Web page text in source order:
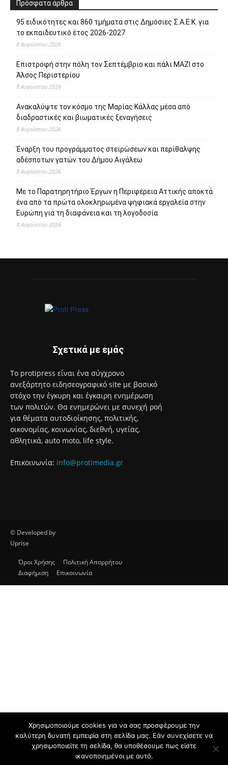
Πρόσφατα άρθρα
95 ειδικότητες και 860 τμήματα στις Δημόσιες Σ.Α.Ε.Κ. για
το εκπαιδευτικό έτος 2026-2027
8 Αυγούστου 2026
Επιστροφή στην πόλη τον Σεπτέμβριο και πάλι ΜΑΖΙ στο
Άλσος Περιστερίου
8 Αυγούστου 2026
Ανακαλύψτε τον κόσμο της Μαρίας Κάλλας μέσα από
διαδραστικές και βιωματικές ξεναγήσεις
8 Αυγούστου 2026
Έναρξη του προγράμματος στειρώσεων και περίθαλψης
αδέσποτων γατών του Δήμου Αιγάλεω
8 Αυγούστου 2026
Με το Παρατηρητήριο Έργων η Περιφέρεια Αττικής αποκτά
ένα από τα πρώτα ολοκληρωμένα ψηφιακά εργαλεία στην
Ευρώπη για τη διαφάνεια και τη λογοδοσία
8 Αυγούστου 2026
Σχετικά με εμάς
Το protipress είναι ένα σύγχρονο
ανεξάρτητο ειδησεογραφικό site με βασικό
στόχο την έγκυρη και έγκαιρη ενημέρωση
των πολιτών. Θα ενημερώνει με συνεχή ροή
για θέματα αυτοδιοίκησης, πολιτικής,
οικονομίας, κοινωνίας, διεθνή, υγείας,
αθλητικά, auto moto, life style.
Επικοινωνία: info@protimedia.gr
© Developed by
Uprise
Όροι Χρήσης
Πολιτική Απορρήτου
Διαφήμιση
Επικοινωνία
Χρησιμοποιούμε cookies για να σας προσφέρουμε την
καλύτερη δυνατή εμπειρία στη σελίδα μας. Εάν συνεχίσετε να
χρησιμοποιείτε τη σελίδα, θα υποθέσουμε πως είστε
ικανοποιημένοι με αυτό.